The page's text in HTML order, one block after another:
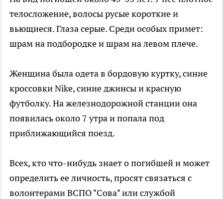
телосложение, волосы русые короткие и
вьющиеся. Глаза серые. Среди особых примет:
шрам на подбородке и шрам на левом плече.
Женщина была одета в бордовую куртку, синие
кроссовки Nike, синие джинсы и красную
футболку. На железнодорожной станции она
появилась около 7 утра и попала под
приближающийся поезд.
Всех, кто что-нибудь знает о погибшей и может
определить ее личность, просят связаться с
волонтерами ВСПО "Сова" или службой